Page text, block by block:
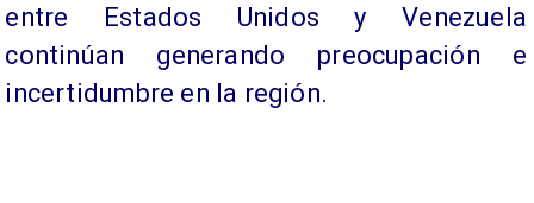
entre Estados Unidos y Venezuela
continúan generando preocupación e
incertidumbre en la región.